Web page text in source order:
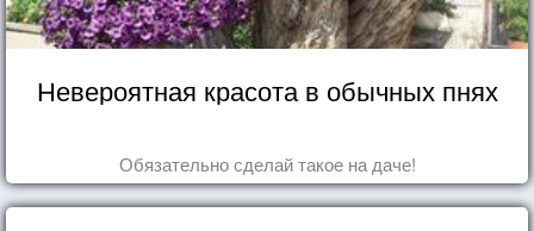
Невероятная красота в обычных пнях
Обязательно сделай такое на даче!